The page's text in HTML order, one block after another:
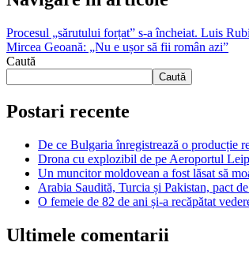
Procesul „sărutului forțat” s-a încheiat. Luis
Mircea Geoană: „Nu e ușor să fii român azi”
Caută
Caută
Postari recente
De ce Bulgaria înregistrează o producție
Drona cu explozibil de pe Aeroportul
Un muncitor moldovean a fost lăsat să
Arabia Saudită, Turcia și Pakistan, pact
O femeie de 82 de ani și-a recăpătat
Ultimele comentarii